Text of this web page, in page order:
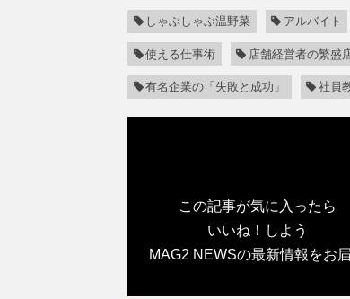
しゃぶしゃぶ温野菜 アルバイト
使える仕事術 店舗経営者の繁盛
有名企業の「失敗と成功」 社員
この記事が気に入ったら
いいね！しよう
MAG2 NEWSの最新情報をお